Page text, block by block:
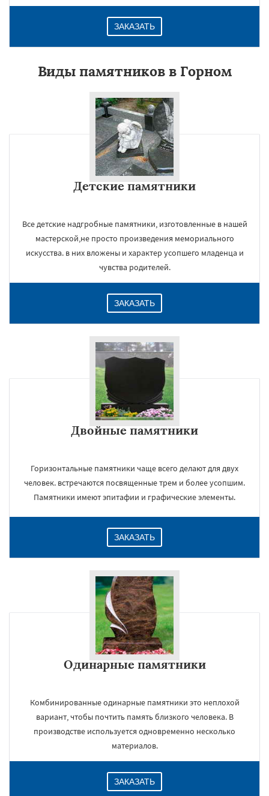
ЗАКАЗАТЬ
Виды памятников в Горном
Детские памятники
Все детские надгробные памятники, изготовленные в нашей
мастерской,не просто произведения мемориального
искусства. в них вложены и характер усопшего младенца и
чувства родителей.
ЗАКАЗАТЬ
Двойные памятники
Горизонтальные памятники чаще всего делают для двух
человек. встречаются посвященные трем и более усопшим.
Памятники имеют эпитафии и графические элементы.
ЗАКАЗАТЬ
Одинарные памятники
Комбинированные одинарные памятники это неплохой
вариант, чтобы почтить память близкого человека. В
производстве используется одновременно несколько
материалов.
ЗАКАЗАТЬ